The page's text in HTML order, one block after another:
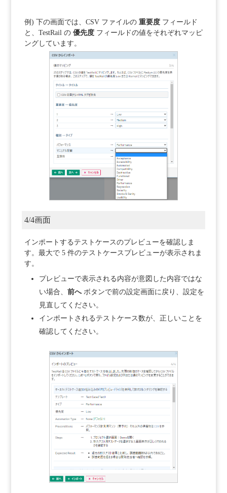
例) 下の画面では、CSV ファイルの 重要度フィールド
と、TestRail の 優先度フィールドの値をそれぞれマッピ
ングしています。
4/4画面
インポートするテストケースのプレビューを確認しま
す。最大で 5 件のテストケースプレビューが表示されま
す。
プレビューで表示される内容が意図した内容ではな
い場合、 前へボタンで前の設定画面に戻り、設定を
見直してください。
インポートされるテストケース数が、正しいことを
確認してください。